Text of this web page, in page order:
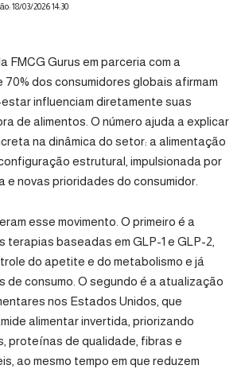
18/03/2026 14:30
FMCG Gurus em parceria com a
70% dos consumidores globais afirmam
influenciam diretamente suas
de alimentos. O número ajuda a explicar
na dinâmica do setor: a alimentação
estrutural, impulsionada por
e novas prioridades do consumidor.
esse movimento. O primeiro é a
terapias baseadas em GLP-1 e GLP-2,
do apetite e do metabolismo e já
de consumo. O segundo é a atualização
nos Estados Unidos, que
alimentar invertida, priorizando
proteínas de qualidade, fibras e
ao mesmo tempo em que reduzem